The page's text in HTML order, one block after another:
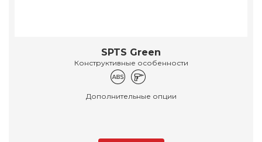
SPTS Green
Конструктивные особенности
Дополнительные опции